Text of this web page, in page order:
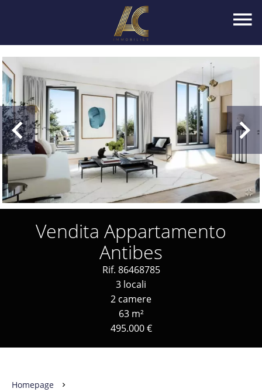
Vendita Appartamento
Antibes
Rif. 86468785
3 locali
2 camere
63 m²
495.000 €
Homepage